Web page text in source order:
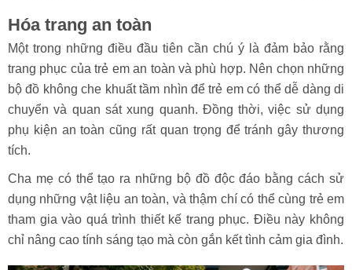
Hóa trang an toàn
Một trong những điều đầu tiên cần chú ý là đảm bảo rằng
trang phục của trẻ em an toàn và phù hợp. Nên chọn những
bộ đồ không che khuất tầm nhìn để trẻ em có thể dễ dàng di
chuyển và quan sát xung quanh. Đồng thời, việc sử dụng
phụ kiện an toàn cũng rất quan trọng để tránh gây thương
tích.
Cha mẹ có thể tạo ra những bộ đồ độc đáo bằng cách sử
dụng những vật liệu an toàn, và thậm chí có thể cùng trẻ em
tham gia vào quá trình thiết kế trang phục. Điều này không
chỉ nâng cao tính sáng tạo mà còn gắn kết tình cảm gia đình.